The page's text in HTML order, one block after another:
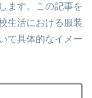
ます。この記事を
生活における服装
て具体的なイメー